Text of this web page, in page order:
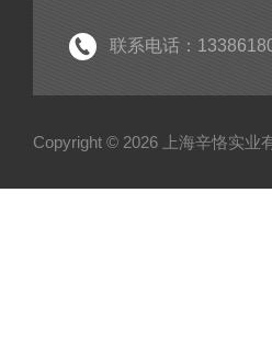
联系电话：
Copyright © 2026 上海辛恪实业